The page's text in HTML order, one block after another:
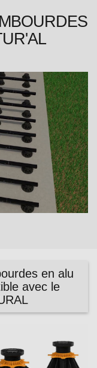
en alu
avec le